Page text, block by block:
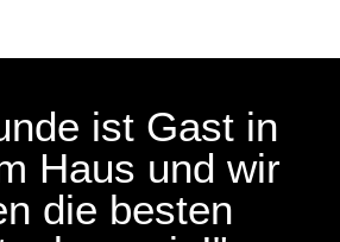
ist Gast in
Haus und wir
die besten